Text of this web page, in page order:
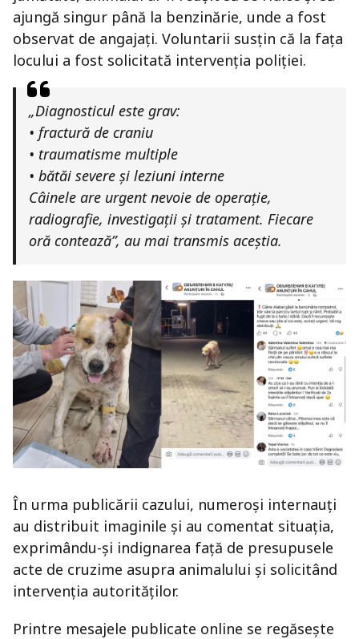
ajungă singur până la benzinărie, unde a fost
observat de angajați. Voluntarii susțin că la fața
locului a fost solicitată intervenția poliției.
„Diagnosticul este grav:
• fractură de craniu
• traumatisme multiple
• bătăi severe și leziuni interne
Câinele are urgent nevoie de operație,
radiografie, investigații și tratament. Fiecare
oră contează”, au mai transmis aceștia.
În urma publicării cazului, numeroși internauți
au distribuit imaginile și au comentat situația,
exprimându-și indignarea față de presupusele
acte de cruzime asupra animalului și solicitând
intervenția autorităților.
Printre mesajele publicate online se regăsește